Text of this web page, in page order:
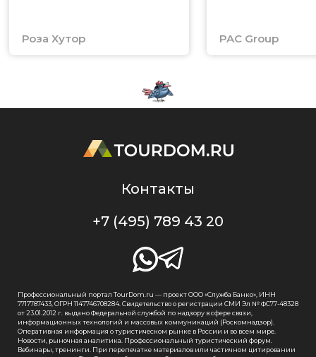
Роза Хутор PAC Group
Контакты
+7 (495) 789 43 20
Профессиональный портал TourDom.ru — проект ООО «Служба Банко», ИНН
7717787433, ОГРН 1147746708284. Свидетельство о регистрации СМИ Эл № ФС77-48328
от 23.01.2012 г. выдано Федеральной службой по надзору в сфере связи,
информационных технологий и массовых коммуникаций (Роскомнадзор).
Оперативная информация о туристическом рынке в России и во всем мире.
Новости, рыночная аналитика. Профессиональный туристический форум.
Вебинары, тренинги. При перепечатке материалов или частичном цитировании